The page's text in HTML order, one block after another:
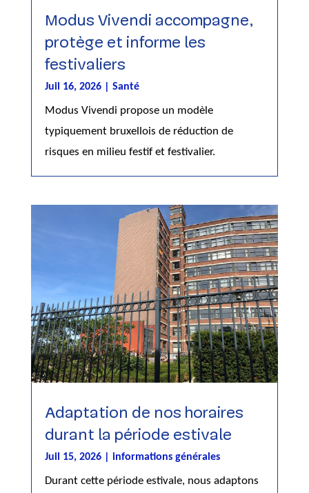
Modus Vivendi accompagne,
protège et informe les
festivaliers
Juil 16, 2026| Santé
Modus Vivendi propose un modèle
typiquement bruxellois de réduction de
risques en milieu festif et festivalier.
Adaptation de nos horaires
durant la période estivale
Juil 15, 2026| informations générales
Durant cette période estivale, nous adaptons